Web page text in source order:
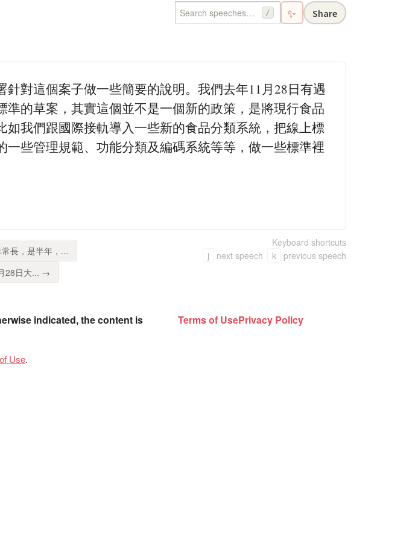
/ ✨ Share
對這個案子做一些簡要的說明。我們去年11月28日有遇
的草案，其實這個並不是一個新的政策，是將現行食品
我們跟國際接軌導入一些新的食品分類系統，把線上標
些管理規範、功能分類及編碼系統等等，做一些標準裡
長，是半年，...
28日大... →
Keyboard shortcuts
j
next speech k previous speech
indicated, the content is
Use.
Terms of UsePrivacy Policy